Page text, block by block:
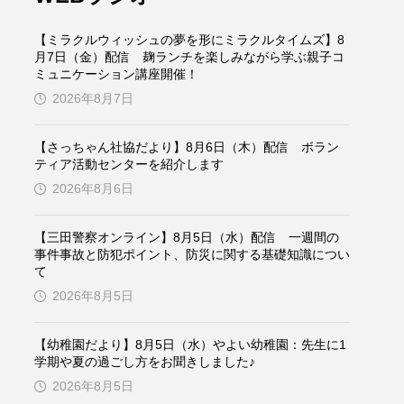
トム・ヒドルストン
ドマーニ！ 愛のことづて
バッド・ジーニアス
ヒョン・ウソク
ン・オズペテク
フランス
ブレーメンの音楽隊
【ミラクルウィッシュの夢を形にミラクルタイムズ】8
月7日（金）配信 麹ランチを楽しみながら学ぶ親子コ
ミュニケーション講座開催！
2026年8月7日
【さっちゃん社協だより】8月6日（木）配信 ボラン
ティア活動センターを紹介します
2026年8月6日
【三田警察オンライン】8月5日（水）配信 一週間の
事件事故と防犯ポイント、防災に関する基礎知識につい
て
2026年8月5日
【幼稚園だより】8月5日（水）やよい幼稚園：先生に1
学期や夏の過ごし方をお聞きしました♪
2026年8月5日